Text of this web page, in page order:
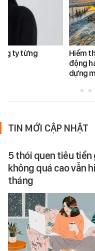
ty từng
Hiếm
động
dựng
TIN MỚI CẬP NHẬT
5 thói quen tiêu tiền
không quá cao vẫn
tháng